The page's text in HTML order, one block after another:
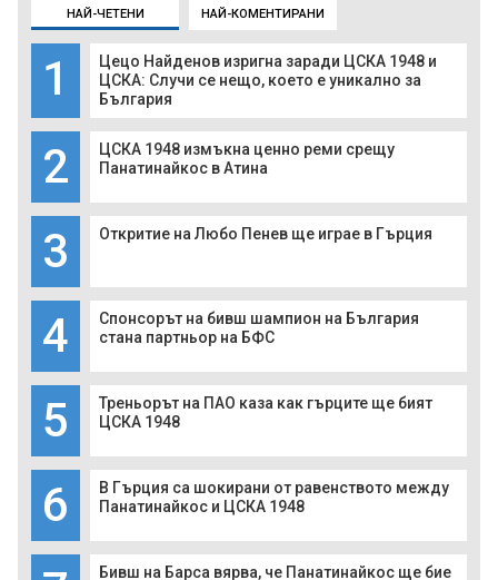
НАЙ-ЧЕТЕНИ НАЙ-КОМЕНТИРАНИ
1
Цецо Найденов изригна заради ЦСКА 1948 и
ЦСКА: Случи се нещо, което е уникално за
България
2
ЦСКА 1948 измъкна ценно реми срещу
Панатинайкос в Атина
3 Откритие на Любо Пенев ще играе в Гърция
4
Спонсорът на бивш шампион на България
стана партньор на БФС
5
Треньорът на ПАО каза как гърците ще бият
ЦСКА 1948
6
В Гърция са шокирани от равенството между
Панатинайкос и ЦСКА 1948
Бивш на Барса вярва, че Панатинайкос ще бие